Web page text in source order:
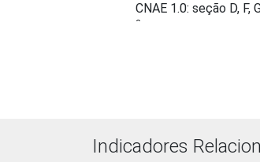
CNAE 1.0: seção D,
2
Indicadores